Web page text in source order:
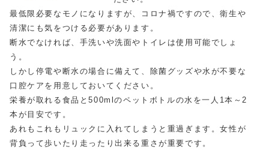
最低限必要なモノになりますが、コロナ禍ですので、衛生や
清潔にも気をつける必要があります。
断水でなければ、手洗いや洗面やトイレは使用可能でしょ
う。
しかし停電や断水の場合に備えて、除菌グッズや水が不要な
口腔ケアを用意しておいてください。
栄養が取れる食品と500mlのペットボトルの水を一人1本～2
本が目安です。
あれもこれもリュックに入れてしまうと重過ぎます。女性が
背負って歩いたり走ったり出来る重さが重要です。